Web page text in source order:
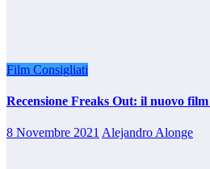
Film Consigliati
Recensione Freaks Out: il nuovo
8 Novembre 2021 Alejandro Alonge